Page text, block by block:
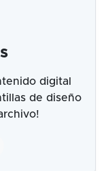
digital
de diseño